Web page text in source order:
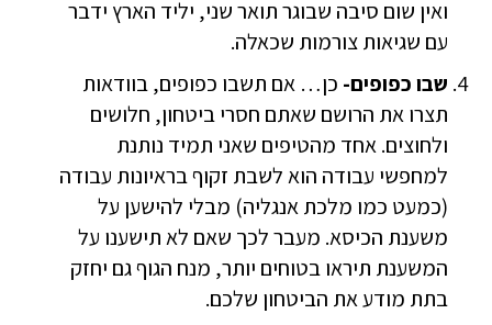
ואין שום סיבה שבוגר תואר שני, יליד הארץ ידבר
עם שגיאות צורמות שכאלה.
שבו כפופים- כן… אם תשבו כפופים, בוודאות
תצרו את הרושם שאתם חסרי ביטחון, חלושים
ולחוצים. אחד מהטיפים שאני תמיד נותנת
למחפשי עבודה הוא לשבת זקוף בראיונות עבודה
(כמעט כמו מלכת אנגליה) מבלי להישען על
משענת הכיסא. מעבר לכך שאם לא תישענו על
המשענת תיראו בטוחים יותר, מנח הגוף גם יחזק
בתת מודע את הביטחון שלכם.